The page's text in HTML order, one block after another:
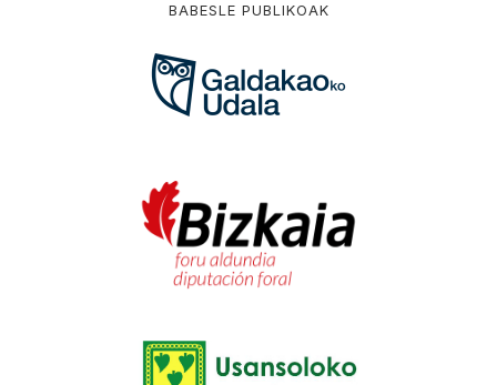
BABESLE PUBLIKOAK